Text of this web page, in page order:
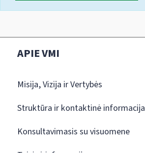
APIE VMI
Misija, Vizija ir Vertybės
Struktūra ir kontaktinė informacija
Konsultavimasis su visuomene